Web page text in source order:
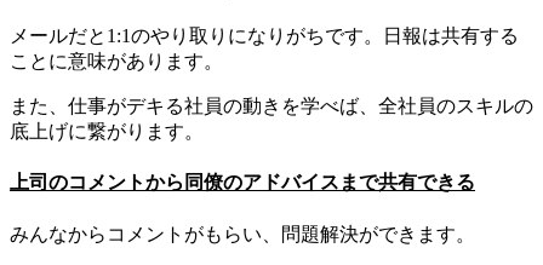
メールだと1:1のやり取りになりがちです。日報は共有する
ことに意味があります。
また、仕事がデキる社員の動きを学べば、全社員のスキルの
底上げに繋がります。
上司のコメントから同僚のアドバイスまで共有できる
みんなからコメントがもらい、問題解決ができます。